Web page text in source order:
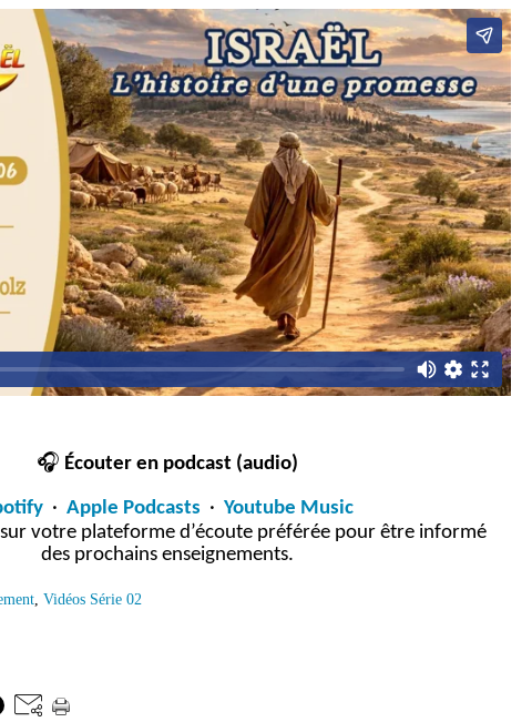
🎧 Écouter en podcast (audio)
· Apple Podcasts · Youtube Music
votre plateforme d’écoute préférée pour être informé
des prochains enseignements.
Vidéos Série 02